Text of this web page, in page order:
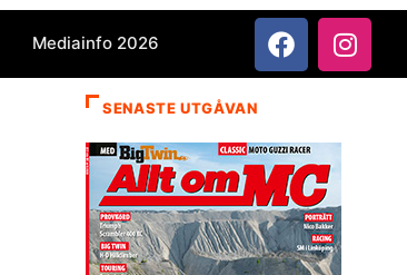
Mediainfo 2026
SENASTE UTGÅVAN